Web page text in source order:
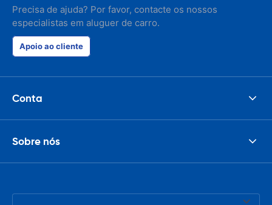
Precisa de ajuda? Por favor, contacte os nossos
especialistas em aluguer de carro.
Apoio ao cliente
Conta
Sobre nós